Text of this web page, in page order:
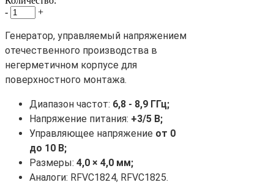
-
+
Генератор, управляемый напряжением
отечественного производства в
негерметичном корпусе для
поверхностного монтажа.
Диапазон частот: 6,8 - 8,9 ГГц;
Напряжение питания: +3/5 В;
Управляющее напряжение от 0
до 10 В;
Размеры: 4,0 × 4,0 мм;
Аналоги: RFVC1824, RFVC1825.